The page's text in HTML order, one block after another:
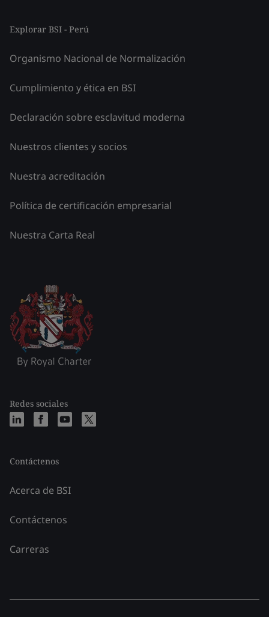
Explorar BSI - Perú
Organismo Nacional de Normalización
Cumplimiento y ética en BSI
Declaración sobre esclavitud moderna
Nuestros clientes y socios
Nuestra acreditación
Política de certificación empresarial
Nuestra Carta Real
Redes sociales
Contáctenos
Acerca de BSI
Contáctenos
Carreras